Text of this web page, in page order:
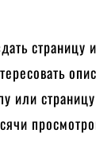
страницу
или